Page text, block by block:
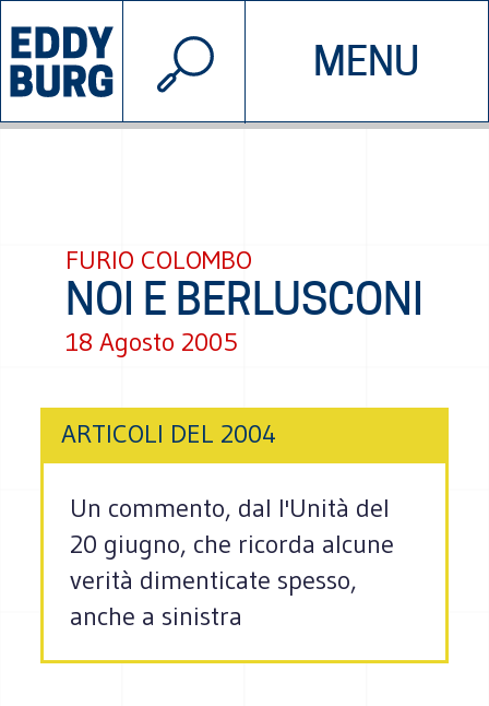
MENU
INIZIATIVE CHI SIAMO
© 2026 EDDYBURG
FURIO COLOMBO
NOI E BERLUSCONI
18 Agosto 2005
ARTICOLI DEL 2004
Un commento, dal l'Unità del
20 giugno, che ricorda alcune
verità dimenticate spesso,
anche a sinistra